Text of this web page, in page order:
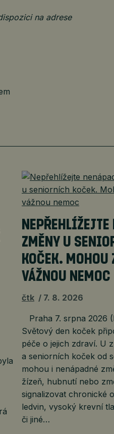
na adrese
NEPŘEHLÍŽEJTE
ZMĚNY U
KOČEK. MOHOU
VÁŽNOU NEMOC
čtk 7. 8. 2026
Praha 7. srpna 2026
Světový den koček
péče o jejich zdraví. U
a seniorních koček od
mohou i nenápadné
žízeň, hubnutí nebo
signalizovat chronické
ledvin, vysoký krevní
či jiné…